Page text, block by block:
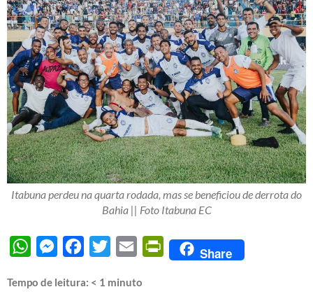
Itabuna perdeu na quarta rodada, mas se beneficiou de derrota do
Bahia || Foto Itabuna EC
WhatsAppMessengerFacebook
Twitter Email PrintFriendly
Share
Tempo de leitura: < 1 minuto